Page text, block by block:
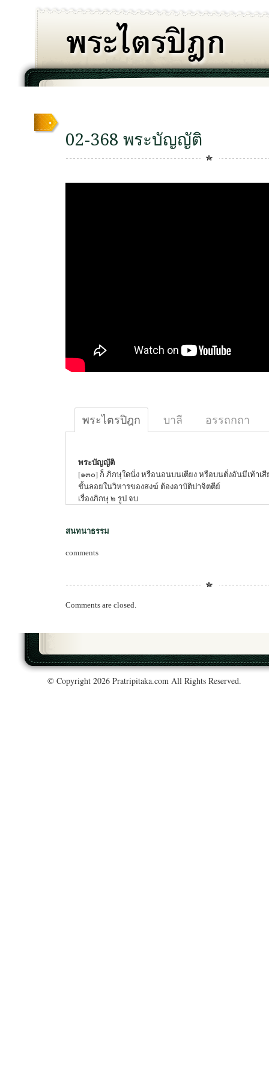
02-368 พระบัญญัติ
พระไตรปิฎก บาลี อรรถกถา
พระบัญญัติ
[๑๓๐] ก็ ภิกษุใดนั่ง หรือนอนบนเตียง หรือบนตั่งอันมีเท้าเ
ชั้นลอยในวิหารของสงฆ์ ต้องอาบัติปาจิตตีย์
เรื่องภิกษุ ๒ รูป จบ
สนทนาธรรม
comments
Comments are closed.
© Copyright 2026 Pratripitaka.com All Rights Reserved.